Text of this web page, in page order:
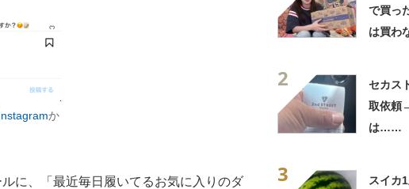
か
に、「最近毎日履いてるお気に入りのダ
で買っ
は買わ
2
セカス
取依頼
は……
3
スイカ